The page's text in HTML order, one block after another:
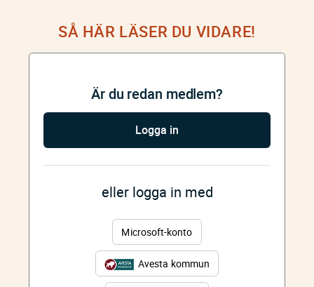
SÅ HÄR LÄSER DU VIDARE!
Är du redan medlem?
Logga in
eller logga in med
Microsoft-konto
Avesta kommun